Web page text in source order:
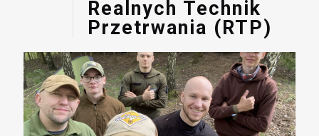
Realnych Technik
Przetrwania (RTP)